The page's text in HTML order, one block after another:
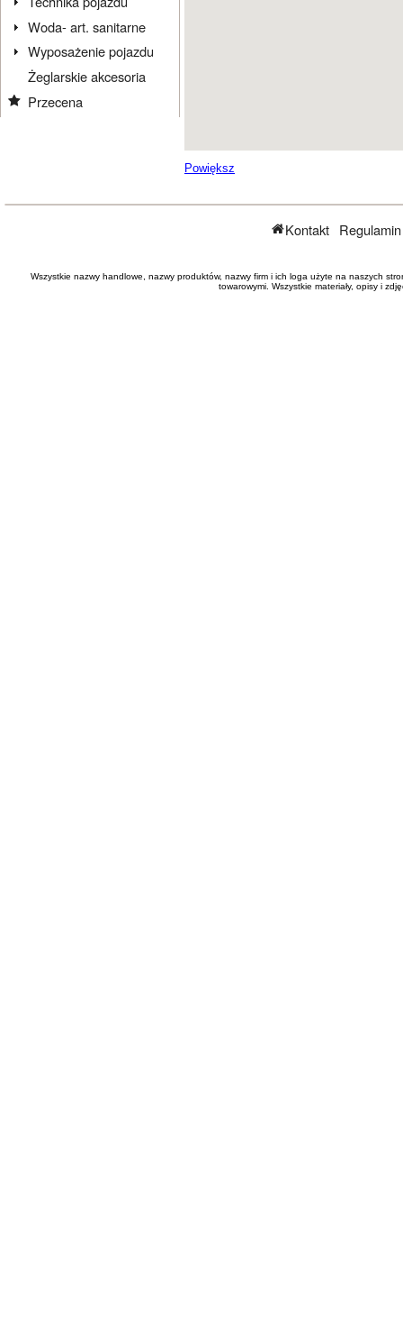
Woda- art. sanitarne
Wyposażenie pojazdu
Żeglarskie akcesoria
Przecena
Powiększ
Kontakt
Wszystkie nazwy handlowe, nazwy produktów, nazwy firm i ich loga użyte na naszych
towarowymi. Wszystkie materiały, opisy i